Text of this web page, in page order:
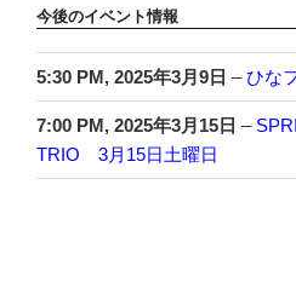
今後のイベント情報
5:30 PM, 2025年3月9日 –ひな
7:00 PM, 2025年3月15日 –
TRIO 3月15日土曜日